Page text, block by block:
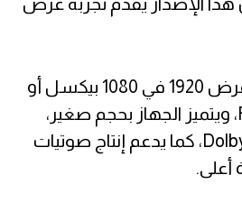
ويتميز الجهاز بدقة عرض 1920 في 1080 بيكسل أو
بجودة عرض Full HD، ويتميز الجهاز بحجم صغير،
ويدعم تقنية Dolby Audio، كما يدعم إنتاج صوتيات
أعلى.